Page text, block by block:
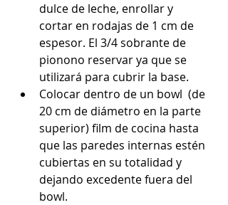
dulce de leche, enrollar y
cortar en rodajas de 1 cm de
espesor. El 3/4 sobrante de
pionono reservar ya que se
utilizará para cubrir la base.
Colocar dentro de un bowl  (de
20 cm de diámetro en la parte
superior) film de cocina hasta
que las paredes internas estén
cubiertas en su totalidad y
dejando excedente fuera del
bowl.